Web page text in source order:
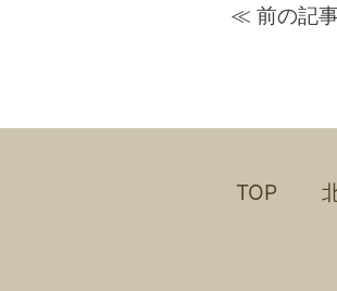
ョ
≪ 前の記
TOP